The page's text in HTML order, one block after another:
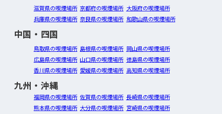
滋賀県の喫煙場所 京都府の喫煙場所 大阪府の喫煙場所
兵庫県の喫煙場所 奈良県の喫煙場所 和歌山県の喫煙場所
中国・四国
鳥取県の喫煙場所 島根県の喫煙場所 岡山県の喫煙場所
広島県の喫煙場所 山口県の喫煙場所 徳島県の喫煙場所
香川県の喫煙場所 愛媛県の喫煙場所 高知県の喫煙場所
九州・沖縄
福岡県の喫煙場所 佐賀県の喫煙場所 長崎県の喫煙場所
熊本県の喫煙場所 大分県の喫煙場所 宮崎県の喫煙場所